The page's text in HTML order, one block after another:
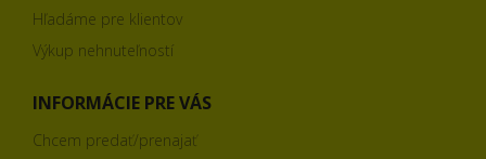
Hľadáme pre klientov
Výkup nehnuteľností
INFORMÁCIE PRE VÁS
Chcem predať/prenajať